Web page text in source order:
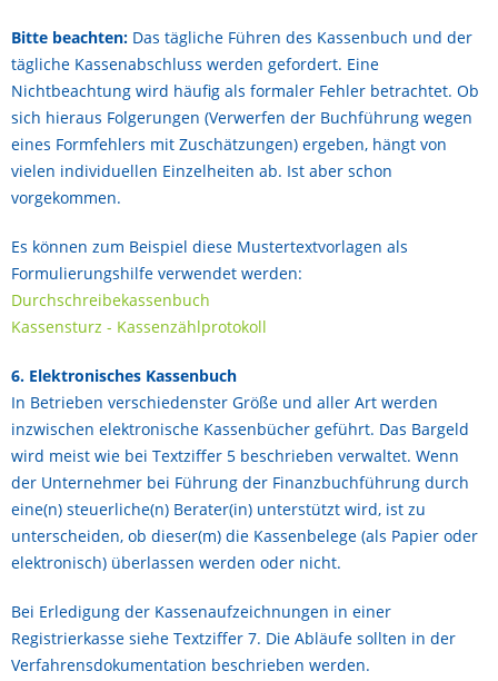
Bitte beachten: Das tägliche Führen des Kassenbuch und der
tägliche Kassenabschluss werden gefordert. Eine
Nichtbeachtung wird häufig als formaler Fehler betrachtet. Ob
sich hieraus Folgerungen (Verwerfen der Buchführung wegen
eines Formfehlers mit Zuschätzungen) ergeben, hängt von
vielen individuellen Einzelheiten ab. Ist aber schon
vorgekommen.
Es können zum Beispiel diese Mustertextvorlagen als
Formulierungshilfe verwendet werden:
Durchschreibekassenbuch
Kassensturz - Kassenzählprotokoll
6. Elektronisches Kassenbuch
In Betrieben verschiedenster Größe und aller Art werden
inzwischen elektronische Kassenbücher geführt. Das Bargeld
wird meist wie bei Textziffer 5 beschrieben verwaltet. Wenn
der Unternehmer bei Führung der Finanzbuchführung durch
eine(n) steuerliche(n) Berater(in) unterstützt wird, ist zu
unterscheiden, ob dieser(m) die Kassenbelege (als Papier oder
elektronisch) überlassen werden oder nicht.
Bei Erledigung der Kassenaufzeichnungen in einer
Registrierkasse siehe Textziffer 7. Die Abläufe sollten in der
Verfahrensdokumentation beschrieben werden.